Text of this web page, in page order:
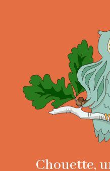
Chouette,